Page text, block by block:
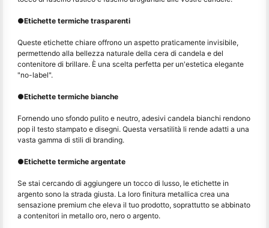
●Etichette termiche trasparenti
Queste etichette chiare offrono un aspetto praticamente invisibile,
permettendo alla bellezza naturale della cera di candela e del
contenitore di brillare. È una scelta perfetta per un'estetica elegante
"no-label".
●Etichette termiche bianche
Fornendo uno sfondo pulito e neutro, adesivi candela bianchi rendono
pop il testo stampato e disegni. Questa versatilità li rende adatti a una
vasta gamma di stili di branding.
●Etichette termiche argentate
Se stai cercando di aggiungere un tocco di lusso, le etichette in
argento sono la strada giusta. La loro finitura metallica crea una
sensazione premium che eleva il tuo prodotto, soprattutto se abbinato
a contenitori in metallo oro, nero o argento.